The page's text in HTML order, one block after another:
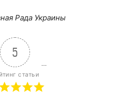
Рада Украины
5
статьи